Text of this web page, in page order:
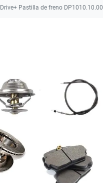
Drive+ Pastilla de freno